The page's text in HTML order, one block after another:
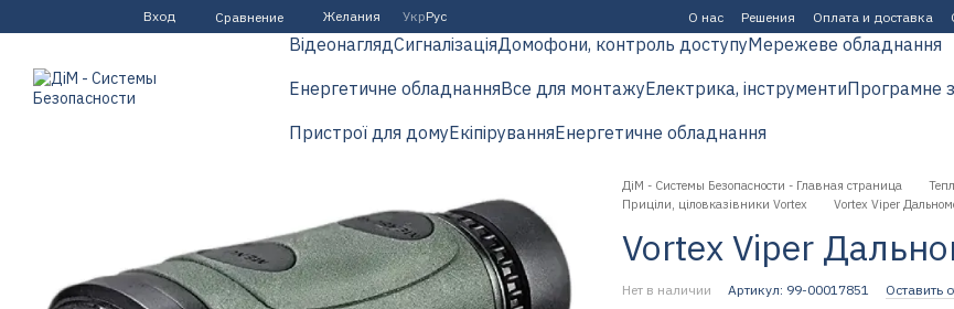
Перейти к основному контенту
Вход Сравнение Желания УкрРус О нас Решения Оплата и доставка
ВідеонаглядСигналізаціяДомофони, контроль доступуМережеве обладнання
Енергетичне обладнанняВсе для монтажуЕлектрика, інструментиПрограмне
Пристрої для домуЕкіпіруванняЕнергетичне обладнання
ДіМ - Системы Безопасности - Главная страница
Приціли, ціловказівники Vortex
Vortex Viper
Vortex Viper
Нет в наличии Артикул: 99-00017851 Оставить